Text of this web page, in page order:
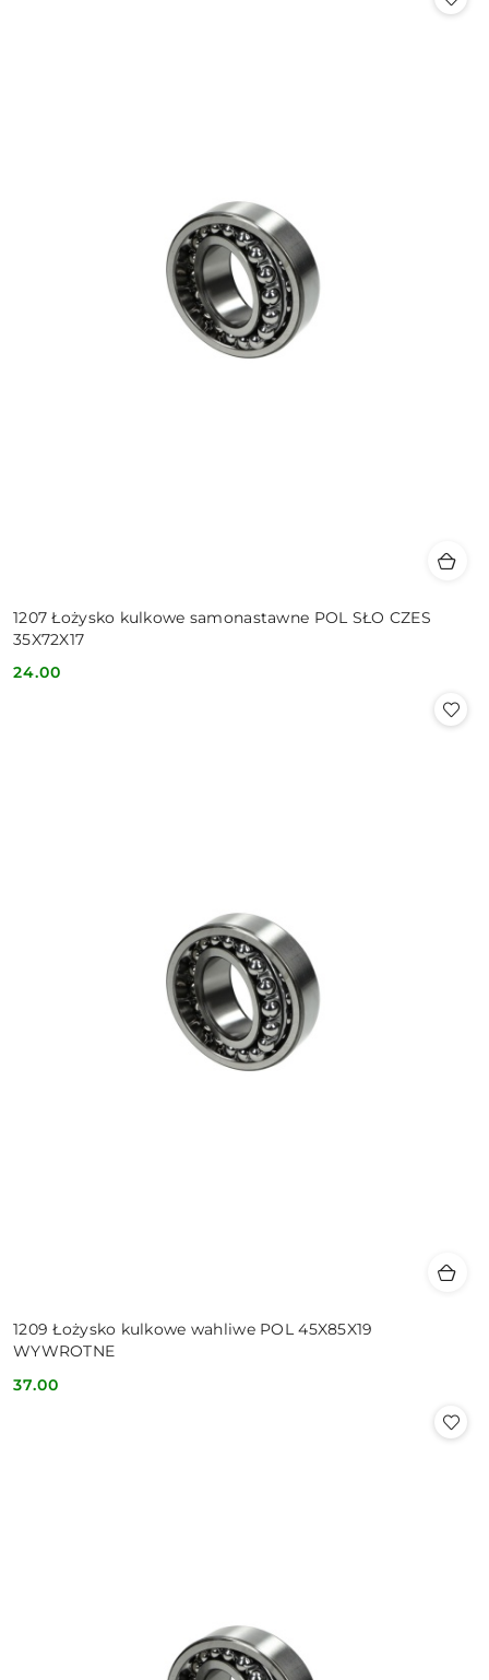
1207 Łożysko kulkowe samonastawne POL SŁO CZES
35X72X17
Cena:
24.00
1209 Łożysko kulkowe wahliwe POL 45X85X19
WYWROTNE
Cena:
37.00